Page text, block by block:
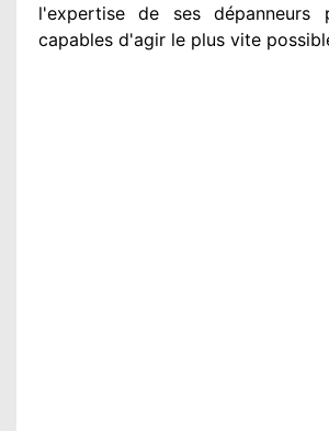
l'expertise de ses dépanneurs
capables d'agir le plus vite